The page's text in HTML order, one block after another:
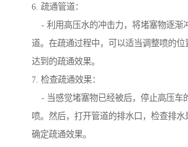
6. 疏通管道：
- 利用高压水的冲击力，将堵塞物逐渐
道。在疏通过程中，可以适当调整喷的位
达到的疏通效果。
7. 检查疏通效果：
- 当感觉堵塞物已经被后，停止高压车
喷。然后，打开管道的排水口，检查排水
确定疏通效果。